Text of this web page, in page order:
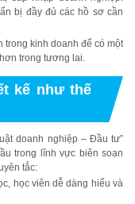
bị đầy đủ các hồ sơ cần
kinh doanh để có một
trong tương lai.
kế như thế
doanh nghiệp – Đầu tư”
trong lĩnh vực biên soạn
tắc:
học viên dễ dàng hiểu và